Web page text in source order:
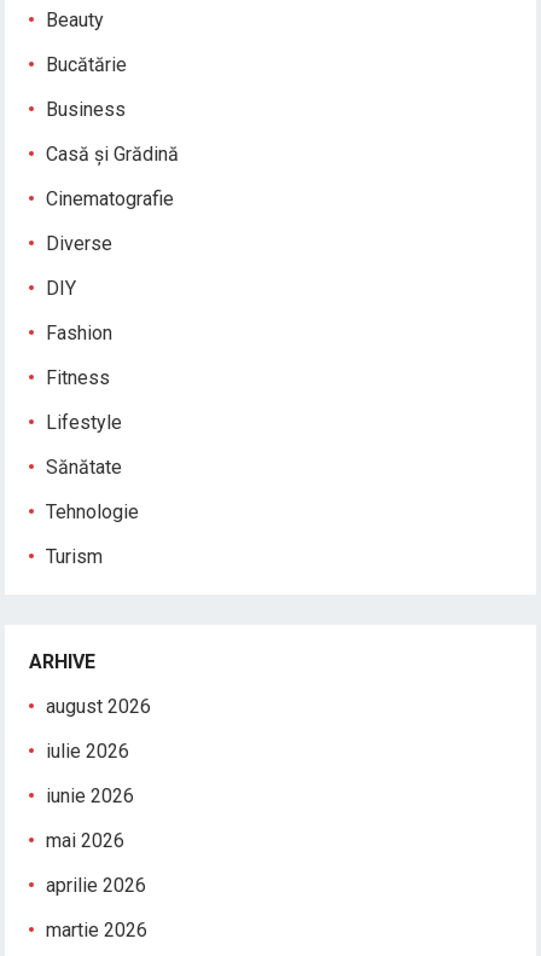
Beauty
Bucătărie
Business
Casă și Grădină
Cinematografie
Diverse
DIY
Fashion
Fitness
Lifestyle
Sănătate
Tehnologie
Turism
ARHIVE
august 2026
iulie 2026
iunie 2026
mai 2026
aprilie 2026
martie 2026